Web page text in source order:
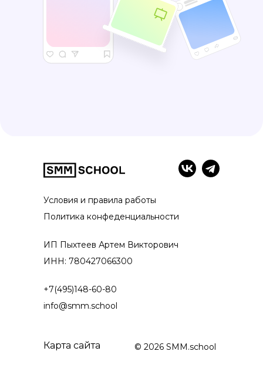
Условия и правила работы
ИП Пыхтеев Артем Викторович
+7(495)148-60-80
info@smm.school
© 2026 SMM.school
ИНН: 780427066300
Политика конфеденциальности
Карта сайта